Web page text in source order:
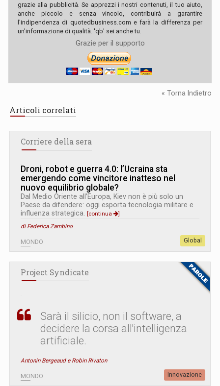
grazie alla pubblicità. Se apprezzi i nostri contenuti, il tuo aiuto,
anche piccolo e senza vincolo, contribuirà a garantire
l'indipendenza di quotedbusiness.com e farà la differenza per
un'informazione di qualità. 'qb' sei anche tu.
Grazie per il supporto
« Torna Indietro
Articoli correlati
Corriere della sera
Droni, robot e guerra 4.0: l’Ucraina sta
emergendo come vincitore inatteso nel
nuovo equilibrio globale?
Dal Medio Oriente all’Europa, Kiev non è più solo un
Paese da difendere: oggi esporta tecnologia militare e
influenza strategica. [continua
]
di Federica Zambino
MONDO Global
Project Syndicate
Sarà il silicio, non il software, a
decidere la corsa all'intelligenza
artificiale.
Antonin Bergeaud e Robin Rivaton
MONDO Innovazione